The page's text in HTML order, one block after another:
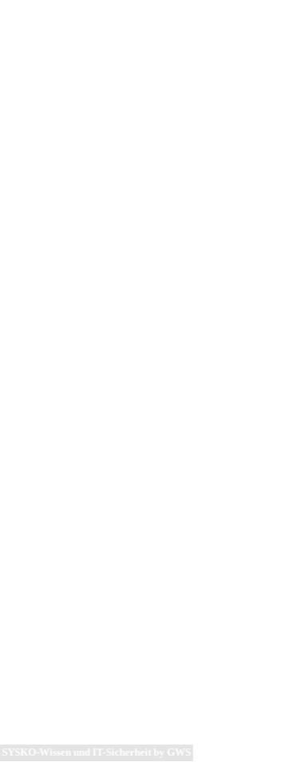
SYSKO-Wissen und IT-Sicherheit by GWS